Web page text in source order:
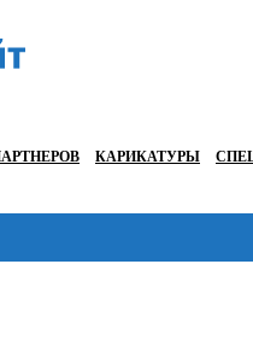
КАРИКАТУРЫ